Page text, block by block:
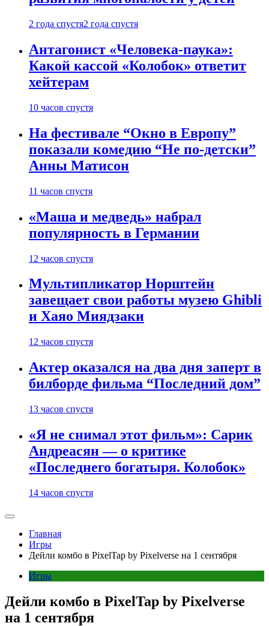
2 года спустя2 года спустя
Антагонист «Человека-паука»:
Какой кассой «Колобок» ответит
хейтерам
10 часов спустя
На фестивале “Окно в Европу”
показали комедию “Не по-детски”
Анны Матисон
11 часов спустя
«Маша и медведь» набрал
популярность в Германии
12 часов спустя
Мультипликатор Норштейн
завещает свои работы музею Ghibli
и Хаяо Миядзаки
12 часов спустя
Актер оказался на два дня заперт в
билборде фильма “Последний дом”
13 часов спустя
«Я не снимал этот фильм»: Сарик
Андреасян — о критике
«Последнего богатыря. Колобок»
14 часов спустя
Главная
Игры
Дейли комбо в PixelTap by Pixelverse на 1 сентября
Игры
Дейли комбо в PixelTap by Pixelverse
на 1 сентября